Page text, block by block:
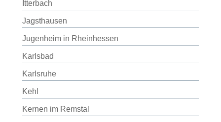
Itterbach
Jagsthausen
Jugenheim in Rheinhessen
Karlsbad
Karlsruhe
Kehl
Kernen im Remstal